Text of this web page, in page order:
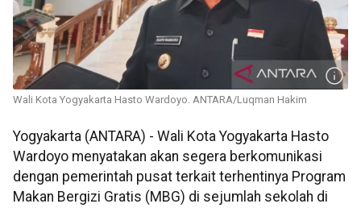
Wali Kota Yogyakarta Hasto Wardoyo. ANTARA/Luqman Hakim
Yogyakarta (ANTARA) - Wali Kota Yogyakarta Hasto
Wardoyo menyatakan akan segera berkomunikasi
dengan pemerintah pusat terkait terhentinya Program
Makan Bergizi Gratis (MBG) di sejumlah sekolah di